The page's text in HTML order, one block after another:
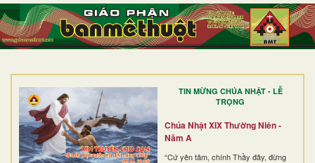
TIN MỪNG CHÚA NHẬT - LỄ
TRỌNG
Chúa Nhật XIX Thường Niên -
Năm A
“Cứ yên tâm, chính Thầy đây, đừng
TRANG NHẤT
GIỚI THIỆU
DÒNG TU
BAN MỤC VỤ
ĐOÀN THỂ CG